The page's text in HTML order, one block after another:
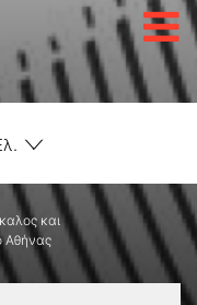
και
Αθήνας